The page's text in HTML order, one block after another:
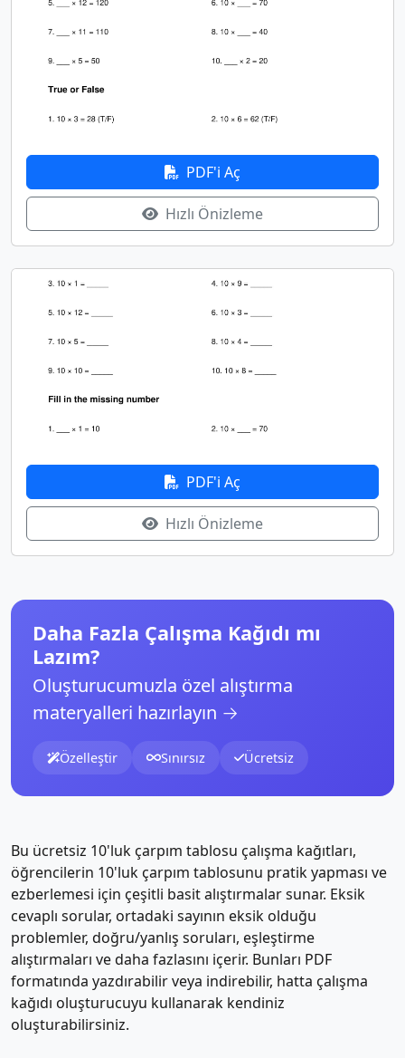
PDF'i Aç
Hızlı Önizleme
PDF'i Aç
Hızlı Önizleme
Daha Fazla Çalışma Kağıdı mı
Lazım?
Oluşturucumuzla özel alıştırma
materyalleri hazırlayın →
Özelleştir Sınırsız Ücretsiz
Bu ücretsiz 10'luk çarpım tablosu çalışma kağıtları,
öğrencilerin 10'luk çarpım tablosunu pratik yapması ve
ezberlemesi için çeşitli basit alıştırmalar sunar. Eksik
cevaplı sorular, ortadaki sayının eksik olduğu
problemler, doğru/yanlış soruları, eşleştirme
alıştırmaları ve daha fazlasını içerir. Bunları PDF
formatında yazdırabilir veya indirebilir, hatta çalışma
kağıdı oluşturucuyu kullanarak kendiniz
oluşturabilirsiniz.